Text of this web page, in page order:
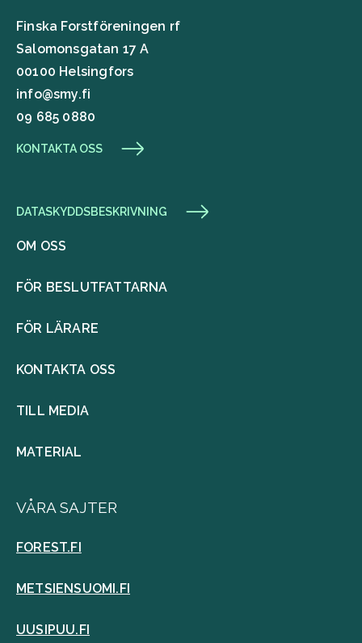
Finska Forstföreningen rf
Salomonsgatan 17 A
00100 Helsingfors
info@smy.fi
09 685 0880
KONTAKTA OSS
DATASKYDDSBESKRIVNING
OM OSS
FÖR BESLUTFATTARNA
FÖR LÄRARE
KONTAKTA OSS
TILL MEDIA
MATERIAL
VÅRA SAJTER
FOREST.FI
METSIENSUOMI.FI
UUSIPUU.FI